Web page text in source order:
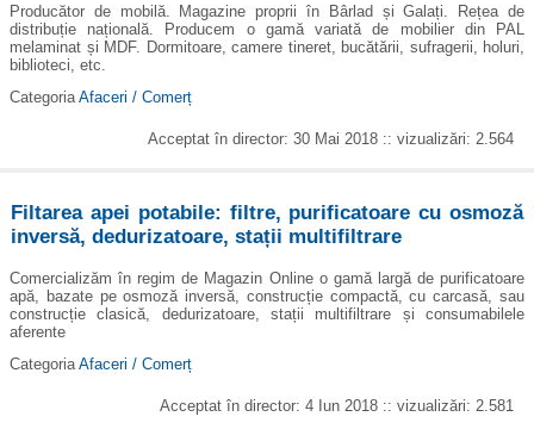
Producător de mobilă. Magazine proprii în Bârlad și Galați. Rețea de
distribuție națională. Producem o gamă variată de mobilier din PAL
melaminat și MDF. Dormitoare, camere tineret, bucătării, sufragerii, holuri,
biblioteci, etc.
Categoria Afaceri / Comerț
Acceptat în director: 30 Mai 2018 :: vizualizări: 2.564
Filtarea apei potabile: filtre, purificatoare cu osmoză
inversă, dedurizatoare, stații multifiltrare
Comercializăm în regim de Magazin Online o gamă largă de purificatoare
apă, bazate pe osmoză inversă, construcție compactă, cu carcasă, sau
construcție clasică, dedurizatoare, stații multifiltrare și consumabilele
aferente
Categoria Afaceri / Comerț
Acceptat în director: 4 Iun 2018 :: vizualizări: 2.581